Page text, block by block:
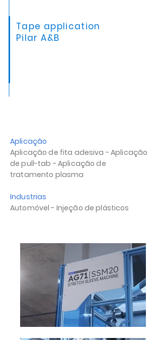
Tape application
Pilar A&B
Aplicação
Aplicação de fita adesiva - Aplicação
de pull-tab - Aplicação de
tratamento plasma
Industrias
Automóvel - Injeção de plásticos